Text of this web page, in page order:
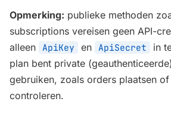
Opmerking: publieke methoden
subscriptions vereisen geen API-
alleen ApiKey en ApiSecret
in
plan bent private
gebruiken, zoals orders plaatsen
controleren.